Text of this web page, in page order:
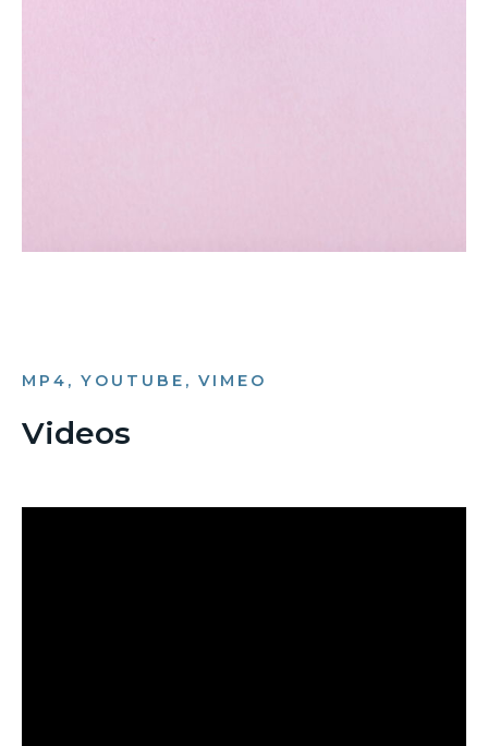
MP4, YOUTUBE, VIMEO
Videos